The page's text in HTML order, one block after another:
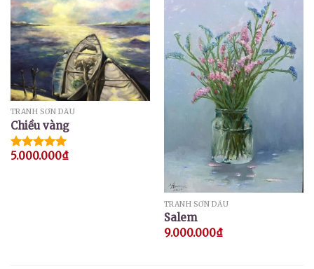
TRANH SƠN DẦU
Chiều vàng
Được xếp
5.000.000₫
TRANH SƠN DẦU
Salem
9.000.000₫